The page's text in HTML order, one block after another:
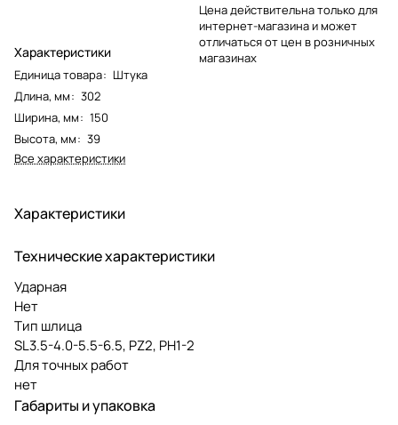
Характеристики
Единица товара: Штука
Длина, мм: 302
Ширина, мм: 150
Высота, мм: 39
Все характеристики
Цена действительна только для
интернет-магазина и может
отличаться от цен в розничных
магазинах
Характеристики
Технические характеристики
Ударная
Нет
Тип шлица
SL3.5-4.0-5.5-6.5, PZ2, PH1-2
Для точных работ
нет
Габариты и упаковка